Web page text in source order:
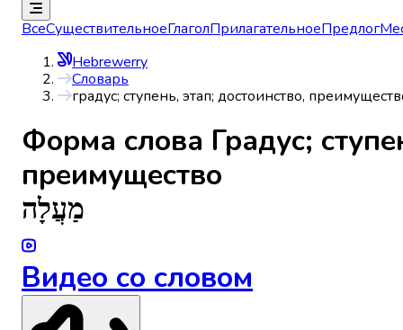
ВсеСуществительноеГлаголПрилагательноеПредлог
Hebrewerry
Словарь
градус; ступень, этап; достоинство,
Форма слова Градус;
преимущество
מַעֲלָה
Видео со словом